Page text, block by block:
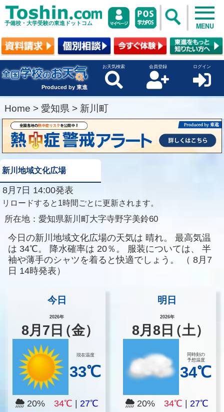
予備校・大学受験の東進ドットコム MENU
Produced by 東進
お天気検索 会員登録 ログイン
Home > 愛知県 > 新川町
新川地域文化広場
8月7日 14:00発表
リロードすると1時間ごとに更新されます。
所在地： 愛知県新川町大字寺野字美鈴60
今日の新川地域文化広場の天気は 晴れ。
最高気温
は 34℃。 降水確率は 20％。 服装については、
半
袖や薄手のシャツを着ると快適でしょう。
（ 8月7
日 14時発表）
今日
2026年
8月 7 日（金）
現在温度
33℃
20% 34℃ 27℃
明日
2026年
8月8 日（土）
同時刻の
予想温度
34℃
20% 34℃ |27℃